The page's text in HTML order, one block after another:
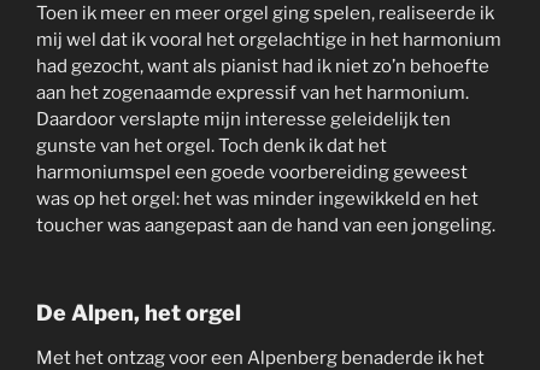
Toen ik meer en meer orgel ging spelen, realiseerde ik
mij wel dat ik vooral het orgelachtige in het harmonium
had gezocht, want als pianist had ik niet zo’n behoefte
aan het zogenaamde expressif van het harmonium.
Daardoor verslapte mijn interesse geleidelijk ten
gunste van het orgel. Toch denk ik dat het
harmoniumspel een goede voorbereiding geweest
was op het orgel: het was minder ingewikkeld en het
toucher was aangepast aan de hand van een jongeling.
De Alpen, het orgel
Met het ontzag voor een Alpenberg benaderde ik het